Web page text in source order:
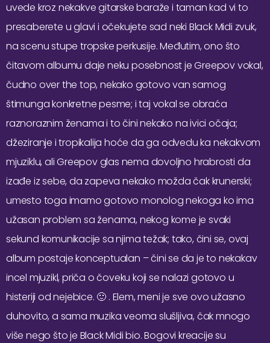
uvede kroz nekakve gitarske baraže i taman kad vi to
presaberete u glavi i očekujete sad neki Black Midi zvuk,
na scenu stupe tropske perkusije. Međutim, ono što
čitavom albumu daje neku posebnost je Greepov vokal,
čudno over the top, nekako gotovo van samog
štimunga konkretne pesme; i taj vokal se obraća
raznoraznim ženama i to čini nekako na ivici očaja;
džeziranje i tropikalija hoće da ga odvedu ka nekakvom
mjuziklu, ali Greepov glas nema dovoljno hrabrosti da
izađe iz sebe, da zapeva nekako možda čak krunerski;
umesto toga imamo gotovo monolog nekoga ko ima
užasan problem sa ženama, nekog kome je svaki
sekund komunikacije sa njima težak; tako, čini se, ovaj
album postaje konceptualan – čini se da je to nekakav
incel mjuzikl, priča o čoveku koji se nalazi gotovo u
histeriji od nejebice. 🙂 . Elem, meni je sve ovo užasno
duhovito, a sama muzika veoma slušljiva, čak mnogo
više nego što je Black Midi bio. Bogovi kreacije su